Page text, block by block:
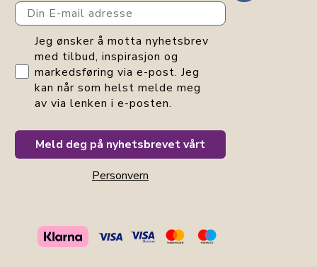
Din E-mail adresse
GDPR consent
Jeg ønsker å motta nyhetsbrev
med tilbud, inspirasjon og
markedsføring via e-post. Jeg
kan når som helst melde meg
av via lenken i e-posten.
Meld deg på nyhetsbrevet vårt
Personvern